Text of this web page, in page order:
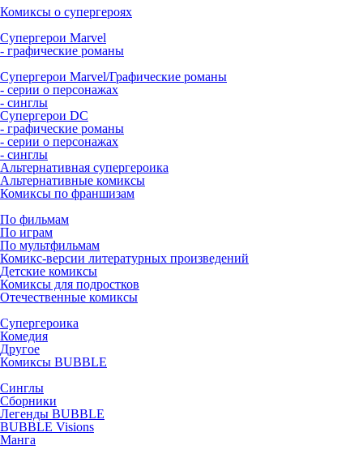
Комиксы о супергероях
Супергерои Marvel
- графические романы
Супергерои Marvel/Графические романы
- серии о персонажах
- синглы
Супергерои DC
- графические романы
- серии о персонажах
- синглы
Альтернативная супергероика
Альтернативные комиксы
Комиксы по франшизам
По фильмам
По играм
По мультфильмам
Комикс-версии литературных произведений
Детские комиксы
Комиксы для подростков
Отечественные комиксы
Супергероика
Комедия
Другое
Комиксы BUBBLE
Синглы
Сборники
Легенды BUBBLE
BUBBLE Visions
Манга